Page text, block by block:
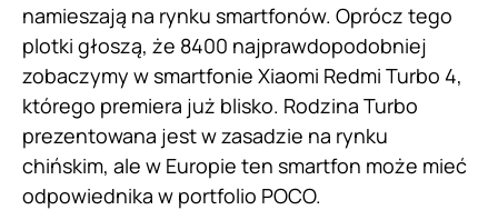
namieszają na rynku smartfonów. Oprócz tego
plotki głoszą, że 8400 najprawdopodobniej
zobaczymy w smartfonie Xiaomi Redmi Turbo 4,
którego premiera już blisko. Rodzina Turbo
prezentowana jest w zasadzie na rynku
chińskim, ale w Europie ten smartfon może mieć
odpowiednika w portfolio POCO.